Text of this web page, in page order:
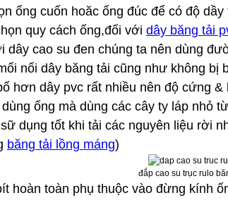
ống cuốn hoăc ống đúc để có độ
quy cách ống,đối với dây băng tải
dây cao su đen chúng ta nên dùng
nối dây băng tải cũng như không
hơn dây pvc rất nhiều nên độ cứng
ống mà dùng các cây ty láp nhỏ
dụng tốt khi tải các nguyên liệu rời
băng tải lồng máng)
đắp cao su trục rulo
hoàn toàn phụ thuộc vào đừng kính